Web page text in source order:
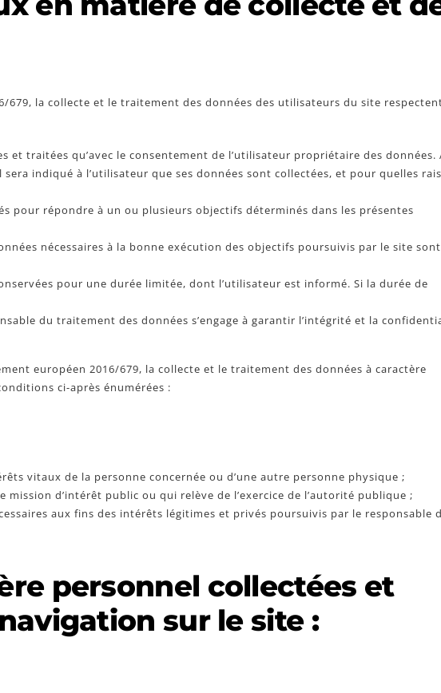
la collecte et le traitement des données des utilisateurs du site
traitées qu’avec le consentement de l’utilisateur propriétaire des données.
indiqué à l’utilisateur que ses données sont collectées, et pour quelles
pour répondre à un ou plusieurs objectifs déterminés dans les présentes
nécessaires à la bonne exécution des objectifs poursuivis par le site sont
pour une durée limitée, dont l’utilisateur est informé. Si la durée de
du traitement des données s’engage à garantir l’intégrité et la
européen 2016/679, la collecte et le traitement des données à caractère
ci-après énumérées :
vitaux de la personne concernée ou d’une autre personne physique ;
d’intérêt public ou qui relève de l’exercice de l’autorité publique ;
aux fins des intérêts légitimes et privés poursuivis par le responsable
personnel collectées et
sur le site :